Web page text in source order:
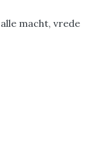
macht, vrede